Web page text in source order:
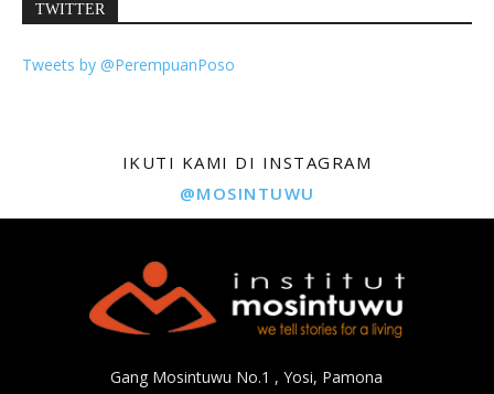
TWITTER
Tweets by @PerempuanPoso
IKUTI KAMI DI INSTAGRAM
@MOSINTUWU
Gang Mosintuwu No.1 , Yosi, Pamona